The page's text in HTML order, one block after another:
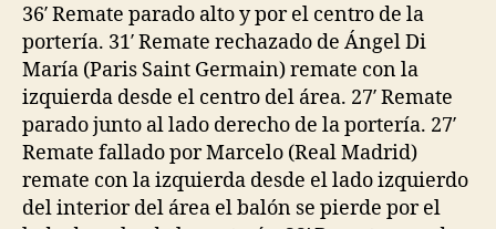
36′ Remate parado alto y por el centro de la
portería. 31′ Remate rechazado de Ángel Di
María (Paris Saint Germain) remate con la
izquierda desde el centro del área. 27′ Remate
parado junto al lado derecho de la portería. 27′
Remate fallado por Marcelo (Real Madrid)
remate con la izquierda desde el lado izquierdo
del interior del área el balón se pierde por el